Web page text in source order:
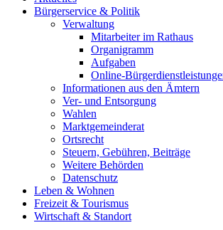
Bürgerservice & Politik
Verwaltung
Mitarbeiter im Rathaus
Organigramm
Aufgaben
Online-
Informationen aus den Ämtern
Ver- und Entsorgung
Wahlen
Marktgemeinderat
Ortsrecht
Steuern, Gebühren, Beiträge
Weitere Behörden
Datenschutz
Leben & Wohnen
Freizeit & Tourismus
Wirtschaft & Standort